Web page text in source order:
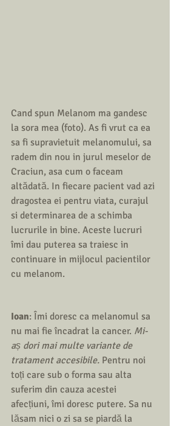
Cand spun Melanom ma gandesc
la sora mea (foto). As fi vrut ca ea
sa fi supravietuit melanomului, sa
radem din nou in jurul meselor de
Craciun, asa cum o faceam
altădată. In fiecare pacient vad azi
dragostea ei pentru viata, curajul
si determinarea de a schimba
lucrurile in bine. Aceste lucruri
îmi dau puterea sa traiesc in
continuare in mijlocul pacientilor
cu melanom.
Ioan: Îmi doresc ca melanomul sa
nu mai fie încadrat la cancer. Mi-
aș dori mai multe variante de
tratament accesibile. Pentru noi
toți care sub o forma sau alta
suferim din cauza acestei
afecțiuni, îmi doresc putere. Sa nu
lăsam nici o zi sa se piardă la